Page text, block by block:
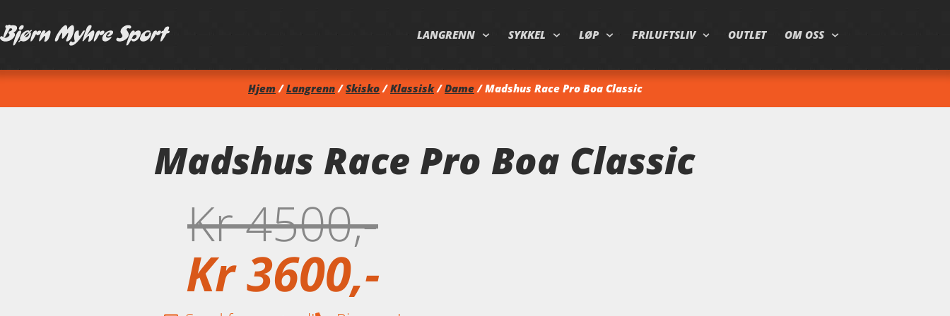
LANGRENN SYKKEL LØP FRILUFTSLIV OUTLET OM OSS
Hjem/Langrenn/Skisko/Klassisk/Dame/ Madshus Race Pro Boa Classic
Madshus Race Pro Boa Classic
Kr4500
Kr3600